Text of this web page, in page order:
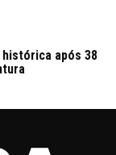
após 38